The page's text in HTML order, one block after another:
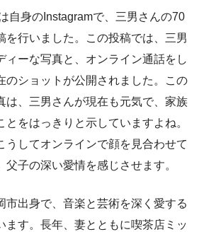
自身のInstagramで、三男さんの70
を行いました。この投稿では、三男
ィーな写真と、オンライン通話をし
のショットが公開されました。この
は、三男さんが現在も元気で、家族
とをはっきりと示していますよね。
うしてオンラインで顔を見合わせて
子の深い愛情を感じさせます。
市出身で、音楽と芸術を深く愛する
ます。長年、妻とともに喫茶店ミッ